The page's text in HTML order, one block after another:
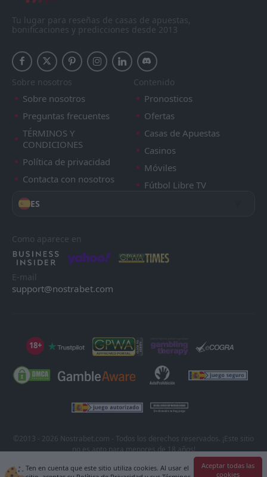
Ten en cuenta que este sitio utiliza cookies. Al usar el
Aceptar todas las
cookies
Tu lugar para reseñas de casas de apuestas,
bonificaciones y predicciones desde 2013
Sobre nosotros
Sobre nosotros
Preguntas frecuentes
TÉRMINOS Y
CONDICIONES
Política de privacidad
Contacta con nosotros
Contenido
Pronosticos
Ofertas
Casas de Apuestas
Casinos
Móviles
Fútbol Libre TV
ES
Como aparece en
E-mail
support@nostrabet.com
18+
©2013 - 2026 Nostrabet.com - Todos los derechos reservados. ¡Este sitio
no es apto para menores de 18 años!
18+ Por favor, ¡juega con responsabilidad!